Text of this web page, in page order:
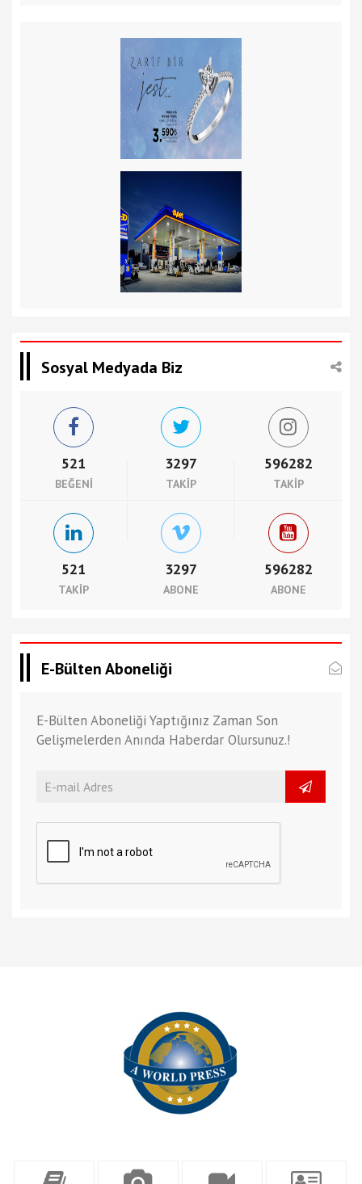
Sosyal Medyada Biz
521
BEĞENI
3297
TAKIP
596282
TAKIP
521
TAKIP
3297
ABONE
596282
ABONE
E-Bülten Aboneliği
E-Bülten Aboneliği Yaptığınız Zaman Son
Gelişmelerden Anında Haberdar Olursunuz.!